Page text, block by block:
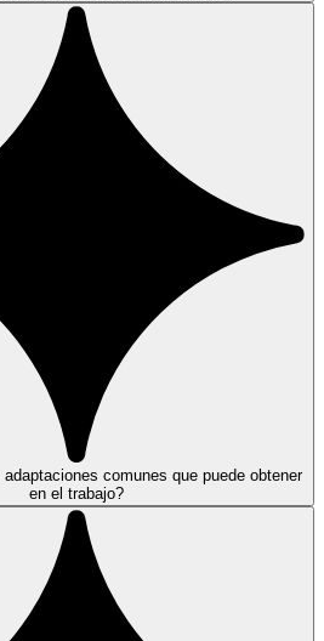
comunes que puede obtener
en el trabajo?